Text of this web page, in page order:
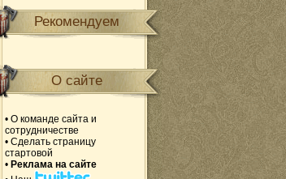
Рекомендуем
О сайте
• О команде сайта и
сотрудничестве
• Сделать страницу
стартовой
• Реклама на сайте